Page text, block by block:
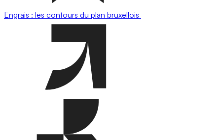
Engrais : les contours du plan bruxellois